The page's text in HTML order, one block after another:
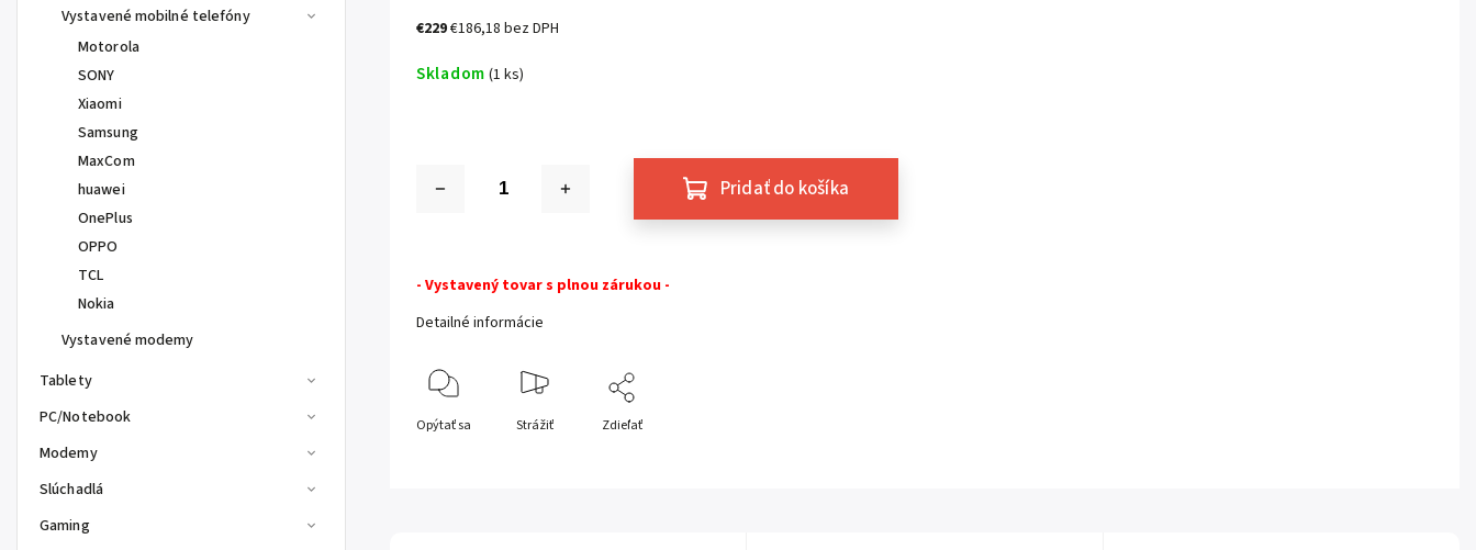
Vystavené mobilné telefóny
Motorola
SONY
Xiaomi
Samsung
MaxCom
huawei
OnePlus
OPPO
TCL
Nokia
Vystavené modemy
Tablety
PC/Notebook
Modemy
Slúchadlá
Gaming
€229€186,18 bez DPH
Skladom (1 ks)
Pridať do košíka
- Vystavený tovar s plnou zárukou -
Detailné informácie
Opýtať sa Strážiť Zdieľať